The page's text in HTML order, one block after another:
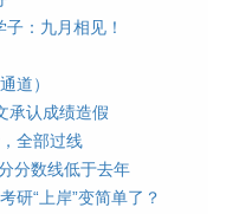
：九月相见！
道）
承认成绩造假
全部过线
分数线低于去年
研“上岸”变简单了？